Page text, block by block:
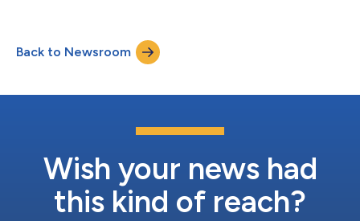
40.000 inscrições de profissionais de enfermagem de mais de
130 países, a Aster já está quase alcançando o número de
inscrições do ano passado apenas nas pri...
Back to Newsroom
Wish your news had
this kind of reach?